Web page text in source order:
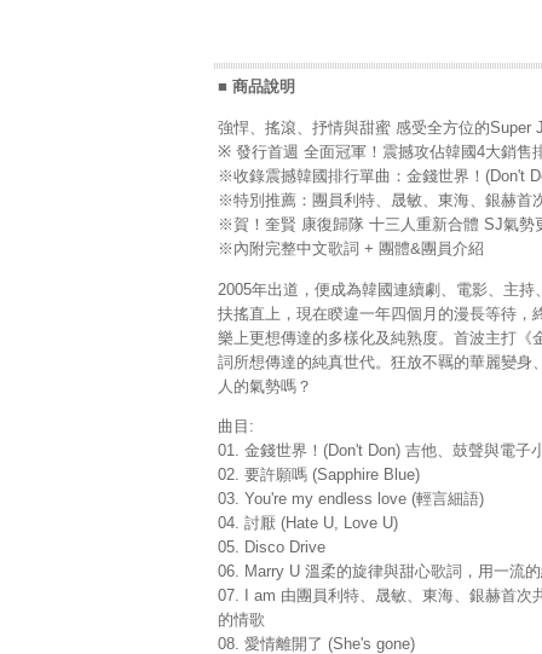
■ 商品說明
強悍、搖滾、抒情與甜蜜 感受全方位的Super
※ 發行首週 全面冠軍！震撼攻佔韓國4大銷售
※收錄震撼韓國排行單曲：金錢世界！(Don't
※特別推薦：團員利特、晟敏、東海、銀赫首
※賀！奎賢 康復歸隊 十三人重新合體 SJ氣勢
※內附完整中文歌詞 + 團體&團員介紹
2005年出道，便成為韓國連續劇、電影、主
扶搖直上，現在睽違一年四個月的漫長等待
樂上更想傳達的多樣化及純熟度。首波主打《
詞所想傳達的純真世代。狂放不羈的華麗變
人的氣勢嗎？
曲目:
01. 金錢世界！(Don't Don) 吉他、鼓聲與電
02. 要許願嗎 (Sapphire Blue)
03. You're my endless love (輕言細語)
04. 討厭 (Hate U, Love U)
05. Disco Drive
06. Marry U 溫柔的旋律與甜心歌詞，用一流
07. I am 由團員利特、晟敏、東海、銀赫首次
的情歌
08. 愛情離開了 (She's gone)